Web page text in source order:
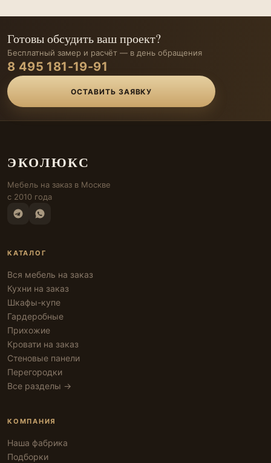
Готовы обсудить ваш проект?
Бесплатный замер и расчёт — в день обращения
8 495 181-19-91
ОСТАВИТЬ ЗАЯВКУ
ЭКОЛЮКС
Мебель на заказ в Москве
с 2010 года
КАТАЛОГ
Вся мебель на заказ
Кухни на заказ
Шкафы-купе
Гардеробные
Прихожие
Кровати на заказ
Стеновые панели
Перегородки
Все разделы →
КОМПАНИЯ
Наша фабрика
Подборки